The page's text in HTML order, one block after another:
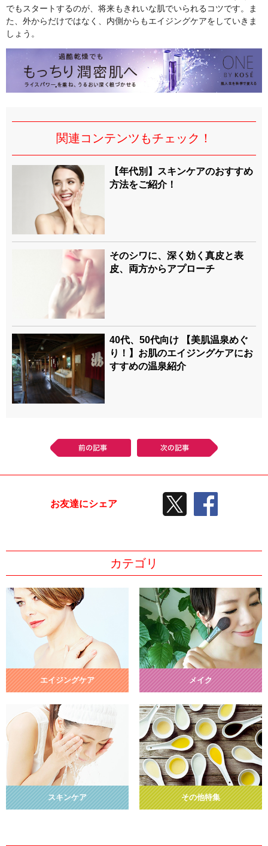
でもスタートするのが、将来もきれいな肌でいられるコツです。ま
た、外からだけではなく、内側からもエイジングケアをしていきま
しょう。
関連コンテンツもチェック！
【年代別】スキンケアのおすすめ
方法をご紹介！
そのシワに、深く効く真皮と表
皮、両方からアプローチ
40代、50代向け 【美肌温泉めぐ
り！】お肌のエイジングケアにお
すすめの温泉紹介
前の記事
お友達にシェア
TWEETする
カテゴリ
エイジングケア メイク
スキンケア その他特集